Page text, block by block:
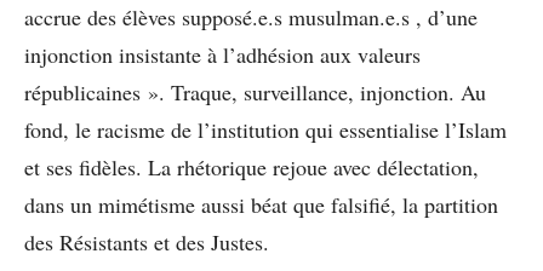
accrue des élèves supposé.e.s musulman.e.s , d’une
injonction insistante à l’adhésion aux valeurs
républicaines ». Traque, surveillance, injonction. Au
fond, le racisme de l’institution qui essentialise l’Islam
et ses fidèles. La rhétorique rejoue avec délectation,
dans un mimétisme aussi béat que falsifié, la partition
des Résistants et des Justes.